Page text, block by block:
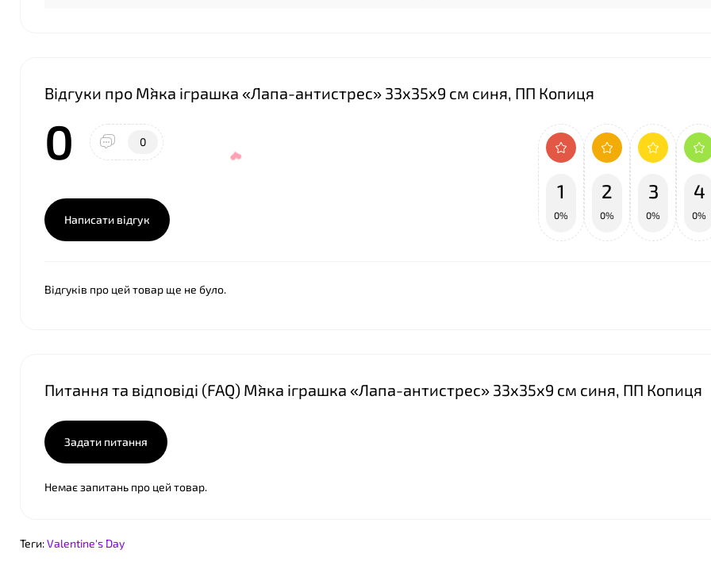
Відгуки про М`яка іграшка «Лапа-антистрес» 33х35х9 см синя, ПП Копиця
0 0
Написати відгук
1
0%
2
0%
3
0%
4
0%
Відгуків про цей товар ще не було.
Питання та відповіді (FAQ) М`яка іграшка «Лапа-антистрес» 33х35х9 см синя, ПП Копиця
Задати питання
Немає запитань про цей товар.
Теги:Valentine's Day